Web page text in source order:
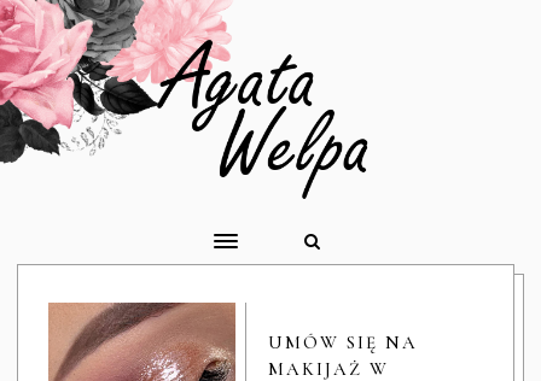
UMÓW SIĘ NA
MAKIJAŻ W